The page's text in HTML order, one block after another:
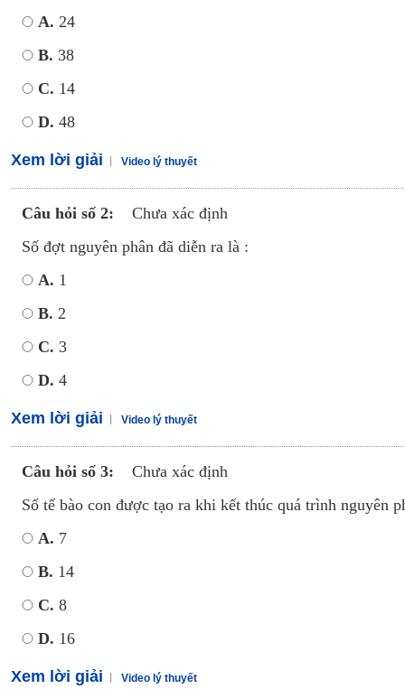
A. 24
B. 38
C. 14
D. 48
Xem lời giải Video lý thuyết
Câu hỏi số 2:
Chưa xác định
Số đợt nguyên phân đã diễn ra là :
A. 1
B. 2
C. 3
D. 4
Xem lời giải Video lý thuyết
Câu hỏi số 3:
Chưa xác định
Số tế bào con được tạo ra khi kết thúc quá trình nguyên
A. 7
B. 14
C. 8
D. 16
Xem lời giải Video lý thuyết